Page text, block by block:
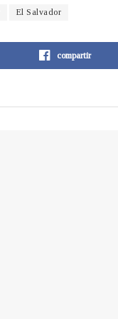
El Salvador
compartir